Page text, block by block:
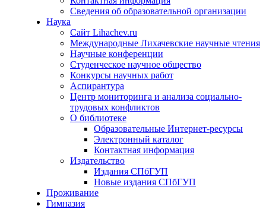
Сведения об образовательной организации
Наука
Сайт Lihachev.ru
Международные Лихачевские научные чтения
Научные конференции
Студенческое научное общество
Конкурсы научных работ
Аспирантура
Центр мониторинга и анализа социально-
трудовых конфликтов
О библиотеке
Образовательные Интернет-ресурсы
Электронный каталог
Контактная информация
Издательство
Издания СПбГУП
Новые издания СПбГУП
Проживание
Гимназия